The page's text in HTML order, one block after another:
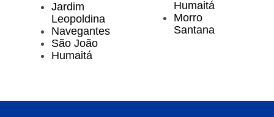
Jardim
Leopoldina
Navegantes
São João
Humaitá
Humaitá
Morro
Santana